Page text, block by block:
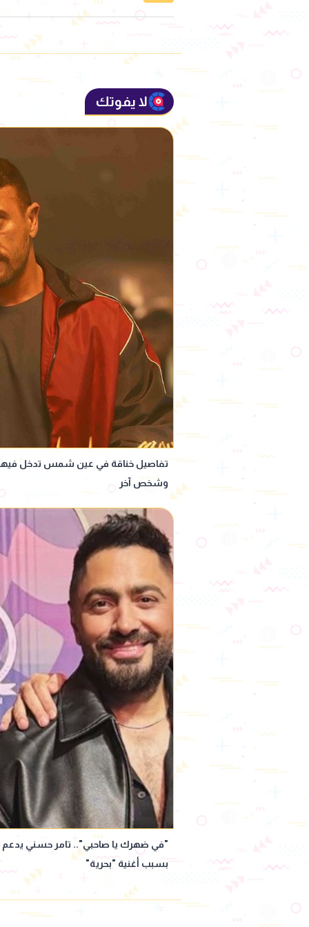
لا يفوتك
تفاصيل خناقة في عين شمس تدخل فيها
وشخص آخر
"في ضهرك يا صاحبي".. تامر حسني يدعم
بسبب أغنية "بحرية"